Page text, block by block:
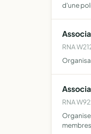
d'une
RNA
RNA
membres